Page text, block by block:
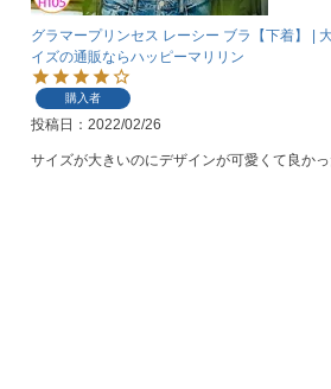
グラマープリンセス レーシー ブラ【下着】 |
イズの通販ならハッピーマリリン
購入者
投稿日 2022/02/26
サイズが大きいのにデザインが可愛くて良かっ